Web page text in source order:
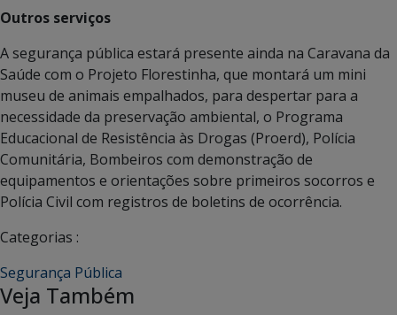
Outros serviços
A segurança pública estará presente ainda na Caravana da
Saúde com o Projeto Florestinha, que montará um mini
museu de animais empalhados, para despertar para a
necessidade da preservação ambiental, o Programa
Educacional de Resistência às Drogas (Proerd), Polícia
Comunitária, Bombeiros com demonstração de
equipamentos e orientações sobre primeiros socorros e
Polícia Civil com registros de boletins de ocorrência.
Categorias :
Segurança Pública
Veja Também